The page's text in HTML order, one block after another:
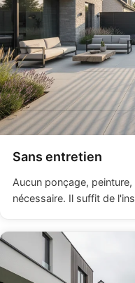
Sans entretien
Aucun ponçage,
nécessaire. Il suffit de